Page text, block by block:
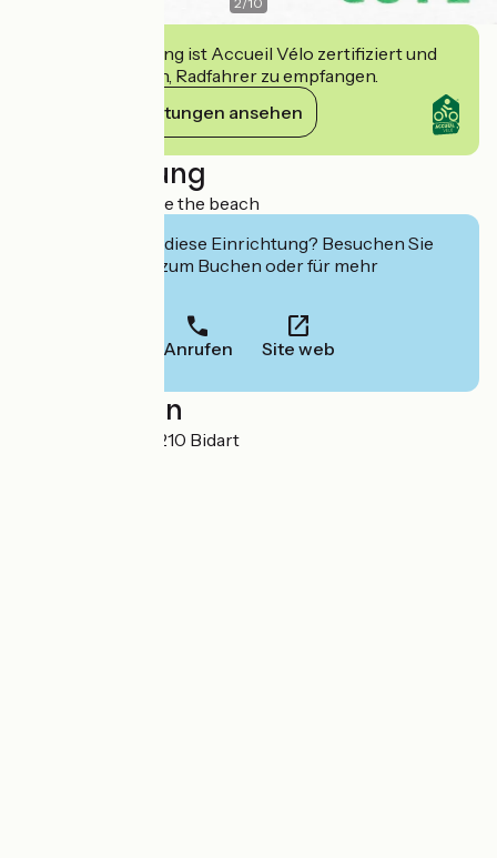
Diese Einrichtung ist Accueil Vélo zertifiziert und
verpflichtet sich, Radfahrer zu empfangen.
Ihre Verpflichtungen ansehen
Beschreibung
Campsite opposite the beach
Interessiert Sie diese Einrichtung? Besuchen Sie
deren Website zum Buchen oder für mehr
Anrufen Site web
Localisation
Rue de la Gare 64210 Bidart